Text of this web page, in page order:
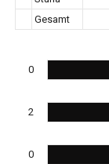
Gesamt
0
2
0